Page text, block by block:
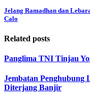
Jelang Ramadhan dan
Calo
Related posts
Panglima TNI Tinjau
Jembatan Penghubung
Diterjang Banjir